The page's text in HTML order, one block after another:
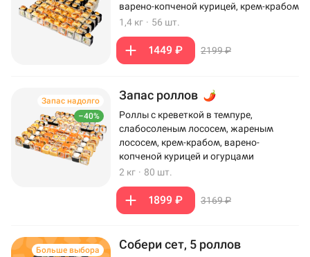
варено-копченой курицей, крем-крабом
1,4 кг · 56 шт.
1449 ₽ 2199 ₽
–40%
Запас надолго Запас роллов
Роллы с креветкой в темпуре,
слабосоленым лососем, жареным
лососем, крем-крабом, варено-
копченой курицей и огурцами
2 кг · 80 шт.
1899 ₽ 3169 ₽
Больше выбора Собери сет, 5 роллов